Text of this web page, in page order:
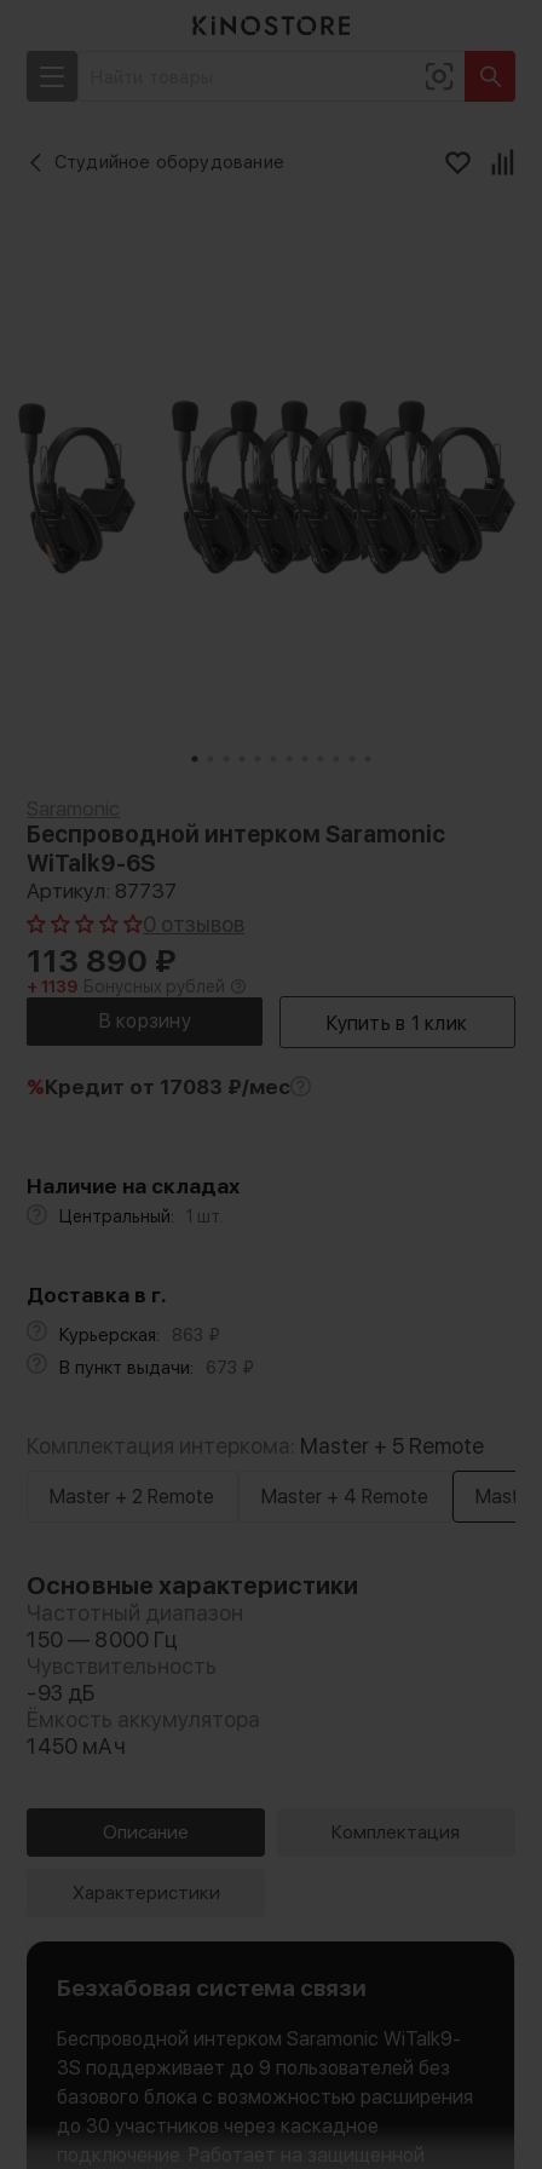
Студийное оборудование
Беспроводной интерком Saramonic
WiTalk9-6S
Артикул: 87737
0 отзывов
113 890 ₽
+ 1139 Бонусных рублей
%Кредит от 17083 ₽/мес
Наличие на складах
Центральный: 1 шт.
Доставка в г.
Курьерская: 863 ₽
В пункт выдачи:
673 ₽
Комплектация интеркома: Master + 5 Remote
Master + 2 Remote Master + 4 Remote Master
Основные характеристики
Частотный диапазон
150 — 8000 Гц
Чувствительность
-93 дБ
Ёмкость аккумулятора
1450 мАч
Описание Комплектация
Характеристики
Безхабовая система связи
Беспроводной интерком Saramonic WiTalk9-
3S поддерживает до 9 пользователей без
базового блока с возможностью расширения
до 30 участников через каскадное
подключение. Работает на защищенной